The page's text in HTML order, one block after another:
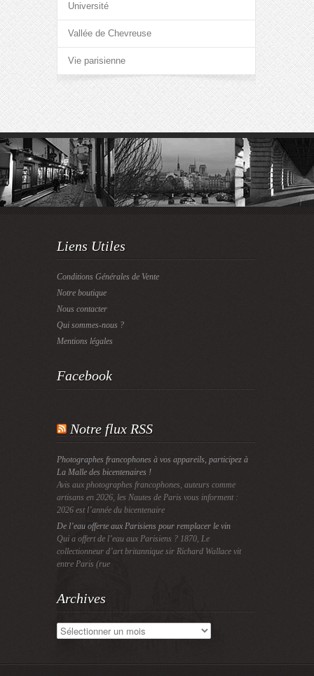
Université
Vallée de Chevreuse
Vie parisienne
Liens Utiles
Conditions Générales de Vente
Notre boutique
Nous contacter
Qui sommes-nous ?
Mentions légales
Facebook
Notre flux RSS
Photographes francophones à vos appareils, participez à
La Malle des bicentenaires !
Avis aux photographes francophones, auteurs comme
artisans en 2026, les Nautes de Paris vous informent :
2026 est l’année du bicentenaire
De l’eau offerte aux Parisiens pour remplacer le vin
Qui a offert de l’eau aux Parisiens ? 1870, Le
collectionneur d’art britannique sir Richard Wallace vit
entre Paris (rue
Archives
Archives